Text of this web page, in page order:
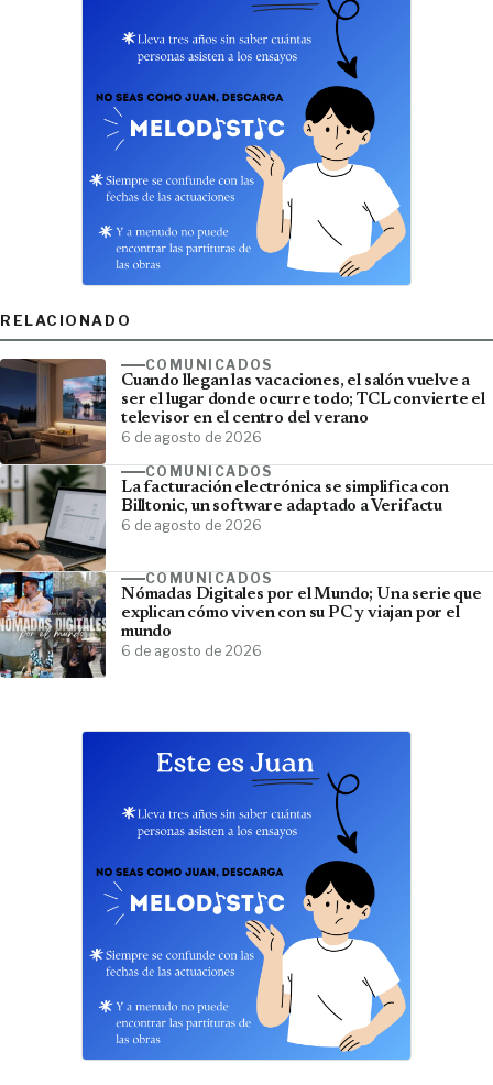
RELACIONADO
COMUNICADOS
Cuando llegan las vacaciones, el salón vuelve a
ser el lugar donde ocurre todo; TCL convierte el
televisor en el centro del verano
6 de agosto de 2026
COMUNICADOS
La facturación electrónica se simplifica con
Billtonic, un software adaptado a Verifactu
6 de agosto de 2026
COMUNICADOS
Nómadas Digitales por el Mundo; Una serie que
explican cómo viven con su PC y viajan por el
mundo
6 de agosto de 2026